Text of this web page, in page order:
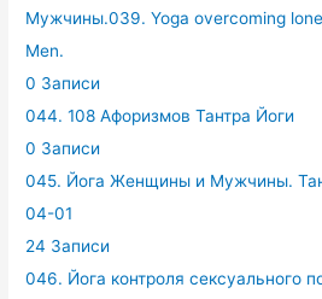
Мужчины.039. Yoga overcoming
Men.
0 Записи
044. 108 Афоризмов Тантра Йоги
0 Записи
045. Йога Женщины и Мужчины.
04-01
24 Записи
046. Йога контроля сексуального